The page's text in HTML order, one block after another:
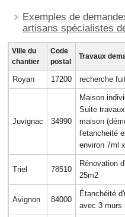
Exemples de
artisans spécialistes
Ville du
chantier
Code
postal
Travaux
Royan 17200 recherche
Juvignac 34990
Maison
Suite
maison
l'etancheité
environ 7ml
Triel 78510
Rénovation
25m2
Avignon 84000
Étanchéité
avec 3 murs